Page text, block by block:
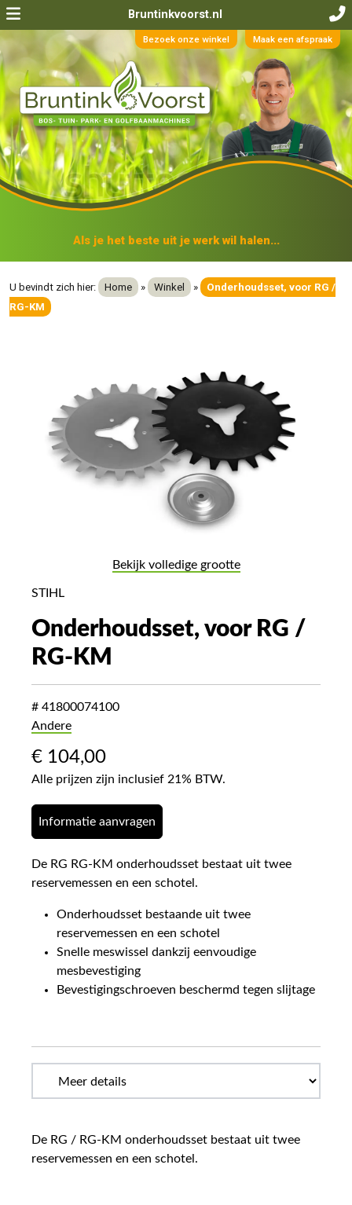
Bruntinkvoorst.nl
Bezoek onze winkel Maak een afspraak
Als je het beste uit je werk wil halen...
U bevindt zich hier: Home » Winkel »
Onderhoudsset, voor RG /
RG-KM
Bekijk volledige grootte
STIHL
Onderhoudsset, voor RG /
RG-KM
# 41800074100
Andere
€ 104,00
Alle prijzen zijn inclusief 21% BTW.
Informatie aanvragen
De RG RG-KM onderhoudsset bestaat uit twee
reservemessen en een schotel.
Onderhoudsset bestaande uit twee
reservemessen en een schotel
Snelle meswissel dankzij eenvoudige
mesbevestiging
Bevestigingschroeven beschermd tegen slijtage
De RG / RG-KM onderhoudsset bestaat uit twee
reservemessen en een schotel.